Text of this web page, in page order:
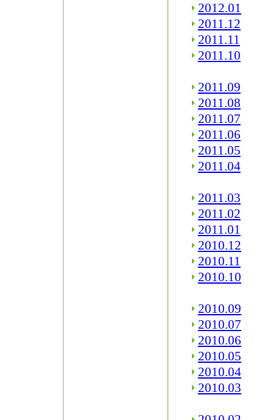
2012.01
2011.12
2011.11
2011.10
2011.09
2011.08
2011.07
2011.06
2011.05
2011.04
2011.03
2011.02
2011.01
2010.12
2010.11
2010.10
2010.09
2010.07
2010.06
2010.05
2010.04
2010.03